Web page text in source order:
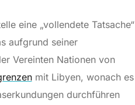
eine „vollendete Tatsache“
aufgrund seiner
Vereinten Nationen von
mit Libyen, wonach es
durchführen